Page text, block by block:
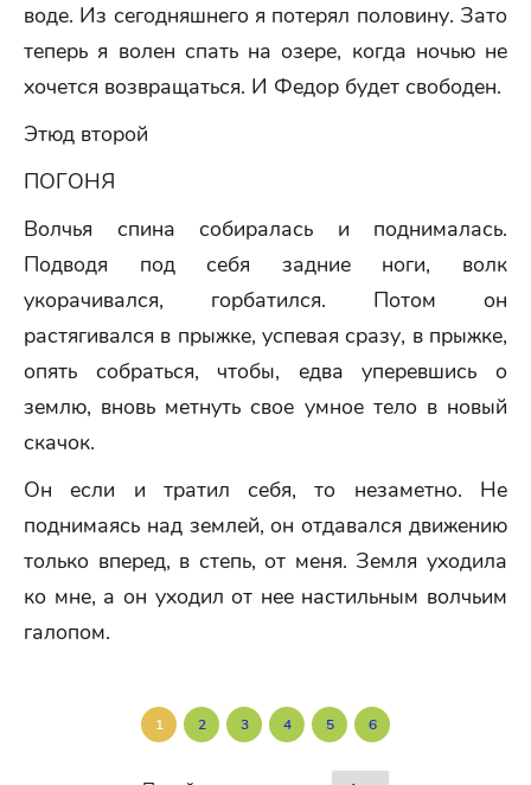
воде. Из сегодняшнего я потерял половину. Зато
теперь я волен спать на озере, когда ночью не
хочется возвращаться. И Федор будет свободен.
Этюд второй
ПОГОНЯ
Волчья спина собиралась и поднималась.
Подводя под себя задние ноги, волк
укорачивался, горбатился. Потом он
растягивался в прыжке, успевая сразу, в прыжке,
опять собраться, чтобы, едва уперевшись о
землю, вновь метнуть свое умное тело в новый
скачок.
Он если и тратил себя, то незаметно. Не
поднимаясь над землей, он отдавался движению
только вперед, в степь, от меня. Земля уходила
ко мне, а он уходил от нее настильным волчьим
галопом.
1 2 3 4 5 6